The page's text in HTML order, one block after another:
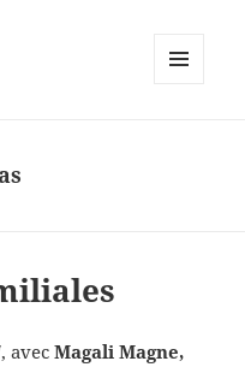
avecMagali Magne,